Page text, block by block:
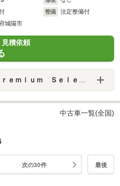
整備
法定整備付
城陽市
見積依頼
ｍ Ｓｅｌｅｃｔｉｏｎ 城陽
中古車一覧(全国)
次の30件 最後